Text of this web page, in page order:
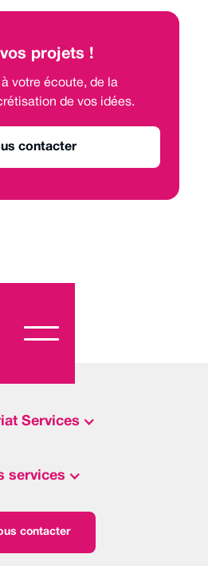
projets !
votre écoute, de la
de vos idées.
contacter
Services
services
contacter